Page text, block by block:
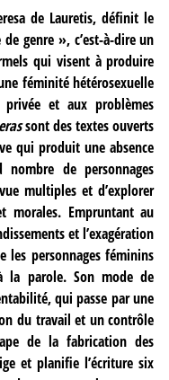
de Lauretis, définit le
genre », c’est-à-dire un
qui visent à produire
féminité hétérosexuelle
et aux problèmes
sont des textes ouverts
qui produit une absence
de personnages
multiples et d’explorer
morales. Empruntant au
et l’exagération
les personnages féminins
la parole. Son mode de
qui passe par une
du travail et un contrôle
de la fabrication des
et planifie l’écriture six